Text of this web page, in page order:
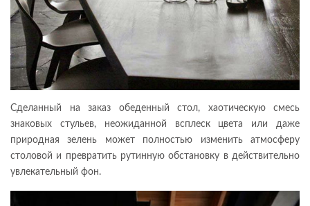
Сделанный на заказ обеденный стол, хаотическую смесь
знаковых стульев, неожиданной всплеск цвета или даже
природная зелень может полностью изменить атмосферу
столовой и превратить рутинную обстановку в действительно
увлекательный фон.